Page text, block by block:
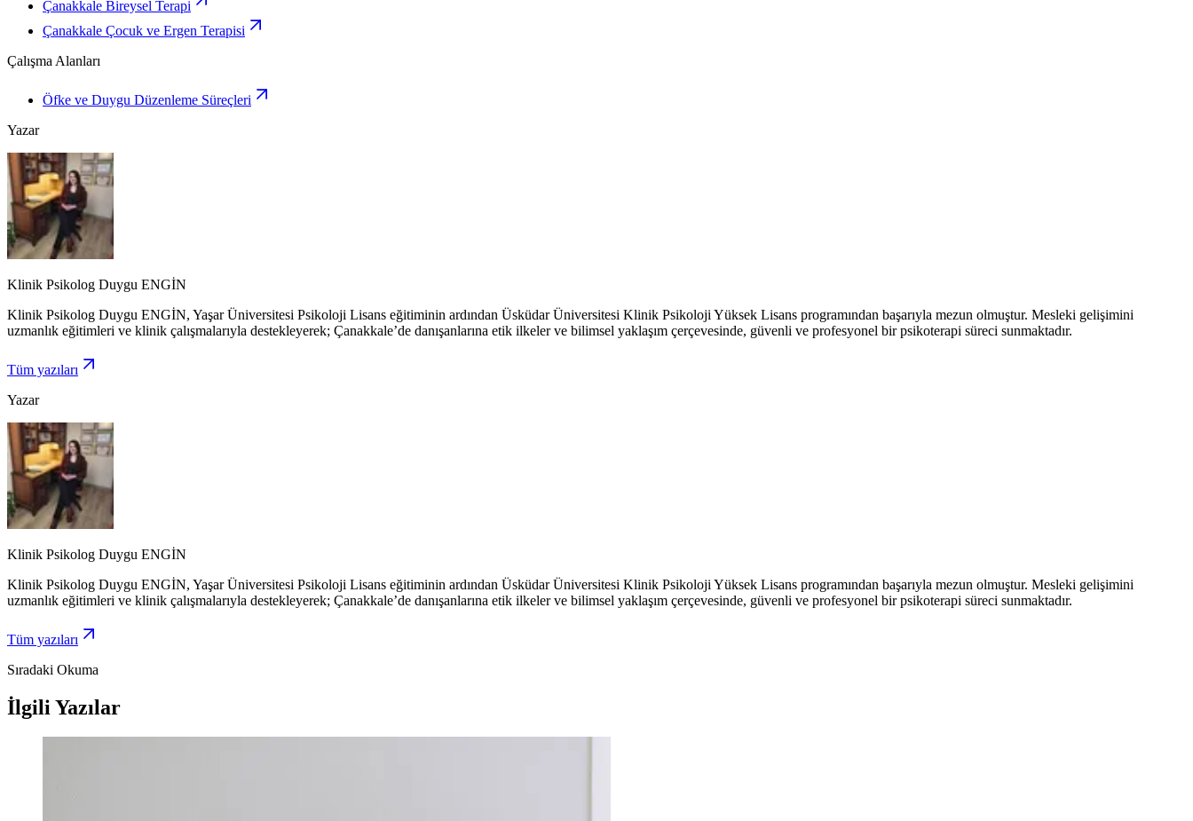
Çanakkale Bireysel Terapi
Çanakkale Çocuk ve Ergen Terapisi
Çalışma Alanları
Öfke ve Duygu Düzenleme Süreçleri
Yazar
Klinik Psikolog Duygu ENGİN
Klinik Psikolog Duygu ENGİN, Yaşar Üniversitesi Psikoloji Lisans eğitiminin ardından Üsküdar Üniversitesi Klinik Psikoloji Yüksek Lisans programından başarıyla mezun olmuştur. Mesleki gelişimini
uzmanlık eğitimleri ve klinik çalışmalarıyla destekleyerek; Çanakkale’de danışanlarına etik ilkeler ve bilimsel yaklaşım çerçevesinde, güvenli ve profesyonel bir psikoterapi süreci sunmaktadır.
Tüm yazıları
Yazar
Klinik Psikolog Duygu ENGİN
Klinik Psikolog Duygu ENGİN, Yaşar Üniversitesi Psikoloji Lisans eğitiminin ardından Üsküdar Üniversitesi Klinik Psikoloji Yüksek Lisans programından başarıyla mezun olmuştur. Mesleki gelişimini
uzmanlık eğitimleri ve klinik çalışmalarıyla destekleyerek; Çanakkale’de danışanlarına etik ilkeler ve bilimsel yaklaşım çerçevesinde, güvenli ve profesyonel bir psikoterapi süreci sunmaktadır.
Tüm yazıları
Sıradaki Okuma
İlgili Yazılar